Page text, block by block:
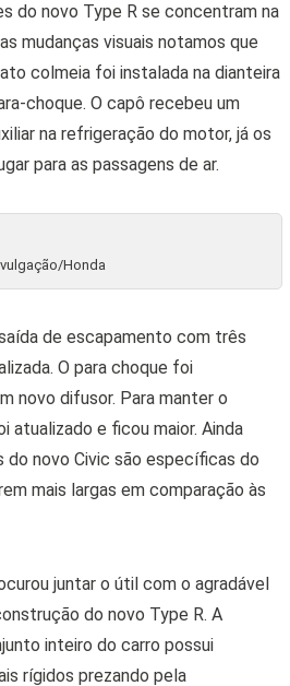
do novo Type R se concentram na
mudanças visuais notamos que
colmeia foi instalada na dianteira
choque. O capô recebeu um
na refrigeração do motor, já os
para as passagens de ar.
Honda
de escapamento com três
O para choque foi
novo difusor. Para manter o
e ficou maior. Ainda
do novo Civic são específicas do
mais largas em comparação às
juntar o útil com o agradável
do novo Type R. A
inteiro do carro possui
rígidos prezando pela